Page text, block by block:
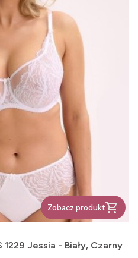
Zobacz produkt
Jessia - Biały, Czarny